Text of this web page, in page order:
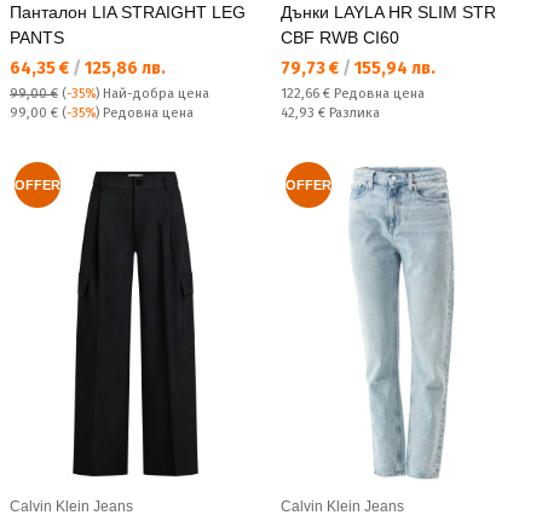
Панталон LIA STRAIGHT LEG
PANTS
Текуща цена:
64,35 € / 125,86 лв.
99,00 € (-35%) Най-добра цена
Редовна цена:
99,00 € (-35%) Редовна цена
Дънки LAYLA HR SLIM STR
CBF RWB CI60
Текуща цена:
79,73 € / 155,94 лв.
Редовна цена:
122,66 € Редовна цена
Спестявате:
42,93 € Разлика
OFFER
Calvin Klein Jeans
OFFER
Calvin Klein Jeans